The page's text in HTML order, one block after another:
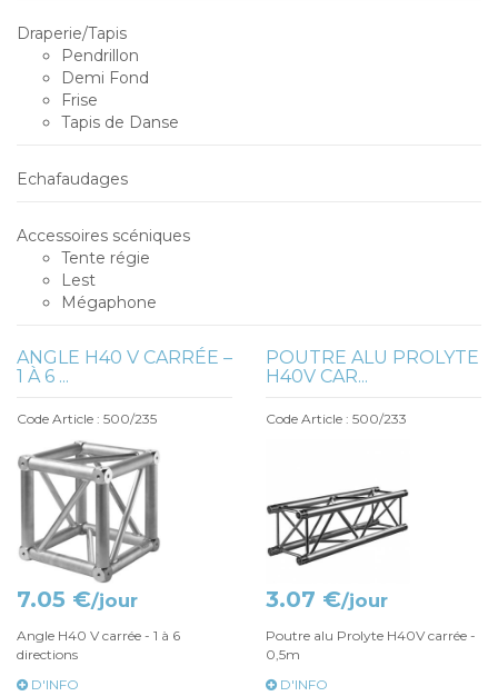
Draperie/Tapis
Pendrillon
Demi Fond
Frise
Tapis de Danse
Echafaudages
Accessoires scéniques
Tente régie
Lest
Mégaphone
ANGLE H40 V CARRÉE –
1 À 6 ...
Code Article : 500/235
7.05 €/jour
Angle H40 V carrée - 1 à 6
directions
D'INFO
POUTRE ALU PROLYTE
H40V CAR...
Code Article : 500/233
3.07 €/jour
Poutre alu Prolyte H40V carrée -
0,5m
D'INFO